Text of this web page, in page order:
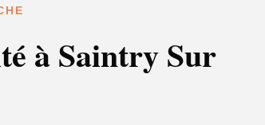
à Saintry Sur